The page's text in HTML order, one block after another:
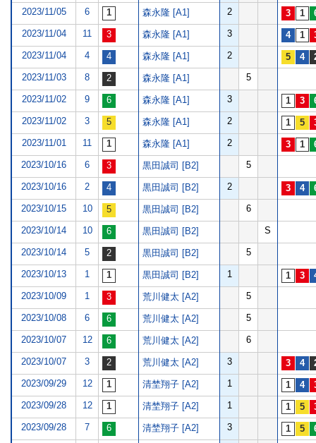
2023/11/05 6 森永隆 [A1] 2
2023/11/04 11 森永隆 [A1] 3
2023/11/04 4 森永隆 [A1] 2
2023/11/03 8 森永隆 [A1] 5
2023/11/02 9 森永隆 [A1] 3
2023/11/02 3 森永隆 [A1] 2
2023/11/01 11 森永隆 [A1] 2
2023/10/16 6 黒田誠司 [B2] 5
2023/10/16 2 黒田誠司 [B2] 2
2023/10/15 10 黒田誠司 [B2] 6
2023/10/14 10 黒田誠司 [B2] S
2023/10/14 5 黒田誠司 [B2] 5
2023/10/13 1 黒田誠司 [B2] 1
2023/10/09 1 荒川健太 [A2] 5
2023/10/08 6 荒川健太 [A2] 5
2023/10/07 12 荒川健太 [A2] 6
2023/10/07 3 荒川健太 [A2] 3
2023/09/29 12 清埜翔子 [A2] 1
2023/09/28 12 清埜翔子 [A2] 1
2023/09/28 7 清埜翔子 [A2] 3